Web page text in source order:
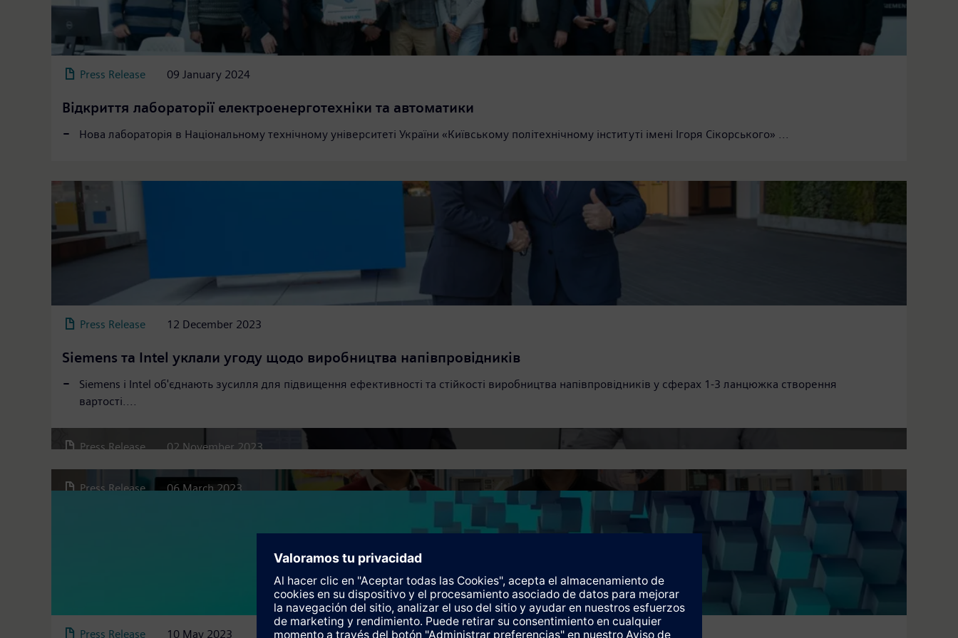
Press Release 09 January 2024
Відкриття лабораторії електроенерготехніки та автоматики
Нова лабораторія в Національному технічному університеті України «Київському політехнічному інституті імені Ігоря Сікорського» ...
Press Release 12 December 2023
Siemens та Intel уклали угоду щодо виробництва напівпровідників
Siemens і Intel об'єднають зусилля для підвищення ефективності та стійкості виробництва напівпровідників у сферах 1-3 ланцюжка створення
вартості....
Press Release 02 November 2023
Лабораторія «Цифровізація в промисловості»
Press Release 06 March 2023
Програмне забезпечення Siemens для Метінвест Політехніка
Відбулась передача програмного забезпечення SIMATIC TIA Portal STEP 7 Professional Engineering та WinCC V17 Engineering ...
Press Release 10 May 2023